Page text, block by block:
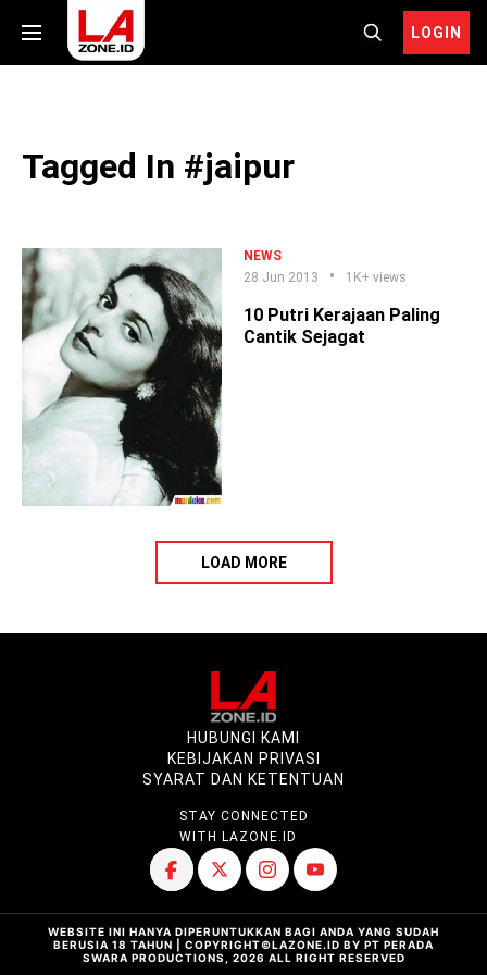
LOGIN
Tagged In #jaipur
NEWS
28 Jun 2013
1K+ views
10 Putri Kerajaan Paling
Cantik Sejagat
LOAD MORE
HUBUNGI KAMI
KEBIJAKAN PRIVASI
SYARAT DAN KETENTUAN
STAY CONNECTED
WITH LAZONE.ID
WEBSITE INI HANYA DIPERUNTUKKAN BAGI ANDA YANG SUDAH
BERUSIA 18 TAHUN | COPYRIGHT©LAZONE.ID BY PT PERADA
SWARA PRODUCTIONS, 2026 ALL RIGHT RESERVED